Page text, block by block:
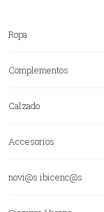
Ropa
Complementos
Calzado
Accesorios
novi@s ibicenc@s